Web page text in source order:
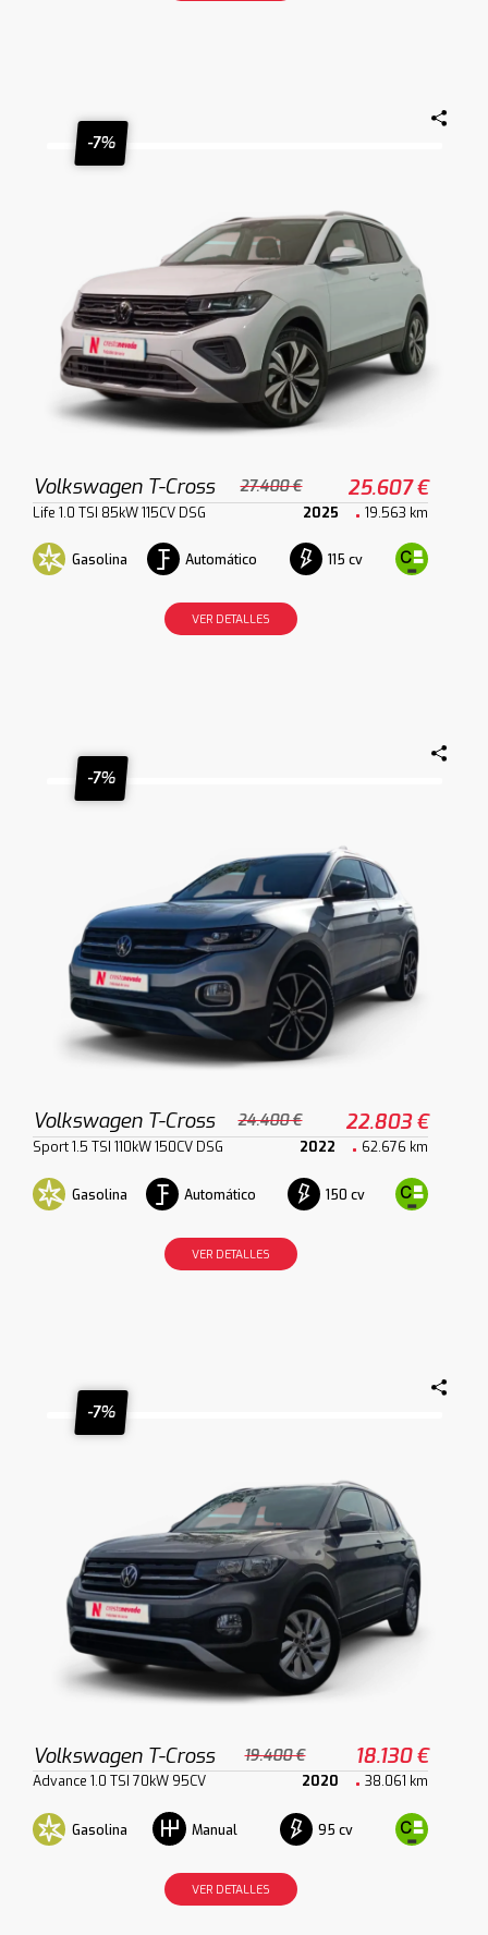
-7%
Volkswagen T-Cross 27.400 € 25.607 €
Life 1.0 TSI 85kW 115CV DSG 2025 19.563 km
Gasolina Automático 115 cv
VER DETALLES
-7%
Volkswagen T-Cross 24.400 € 22.803 €
Sport 1.5 TSI 110kW 150CV DSG 2022 62.676 km
Gasolina Automático 150 cv
VER DETALLES
-7%
Volkswagen T-Cross 19.400 € 18.130 €
Advance 1.0 TSI 70kW 95CV 2020 38.061 km
Gasolina Manual 95 cv
VER DETALLES